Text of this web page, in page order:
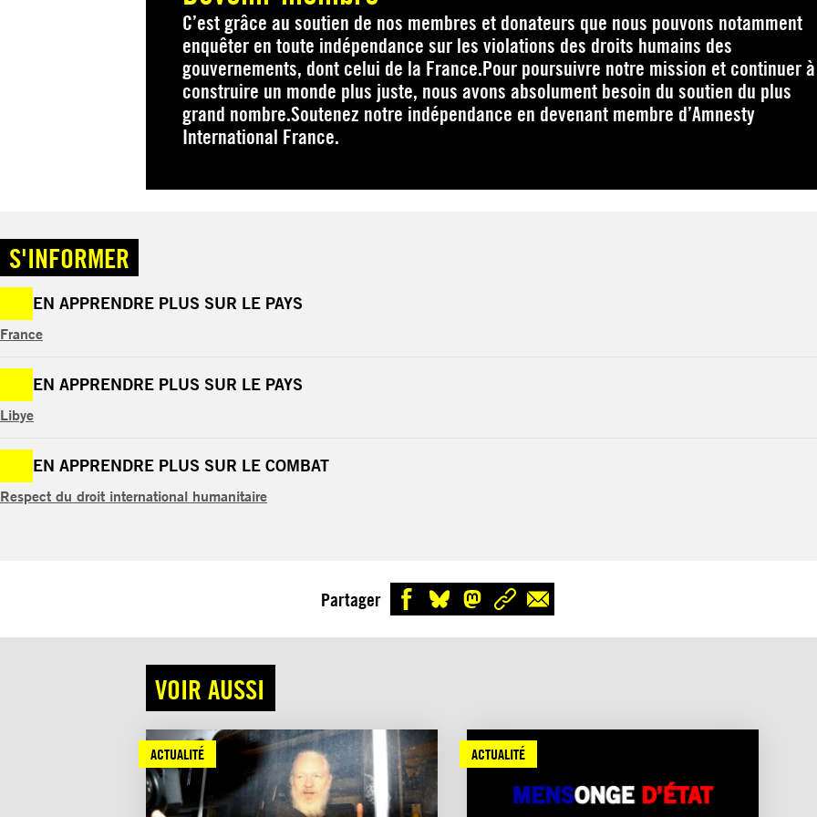
C’est grâce au soutien de nos membres et donateurs que nous pouvons notamment
enquêter en toute indépendance sur les violations des droits humains des
gouvernements, dont celui de la France.Pour poursuivre notre mission et continuer à
construire un monde plus juste, nous avons absolument besoin du soutien du plus
grand nombre.Soutenez notre indépendance en devenant membre d’Amnesty
International France.
S'INFORMER
EN APPRENDRE PLUS SUR LE PAYS
France
EN APPRENDRE PLUS SUR LE PAYS
Libye
EN APPRENDRE PLUS SUR LE COMBAT
Respect du droit international humanitaire
Partager
VOIR AUSSI
ACTUALITÉ ACTUALITÉ